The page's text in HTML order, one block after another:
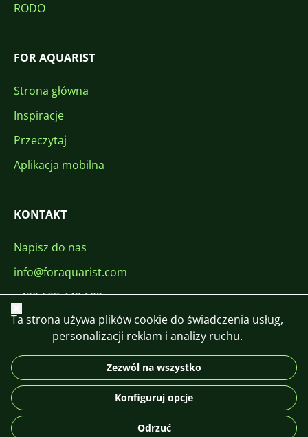
RODO
FOR AQUARIST
Strona główna
Inspiracje
Przeczytaj
Aplikacja mobilna
KONTAKT
Napisz do nas
info@foraquarist.com
+420 603 449 602
DE
© 2026 For Aquarist
Zamknij
Ta strona używa plików cookie do świadczenia usług,
personalizacji reklam i analizy ruchu.
Zezwól na wszystko
Konfiguruj opcje
Odrzuć